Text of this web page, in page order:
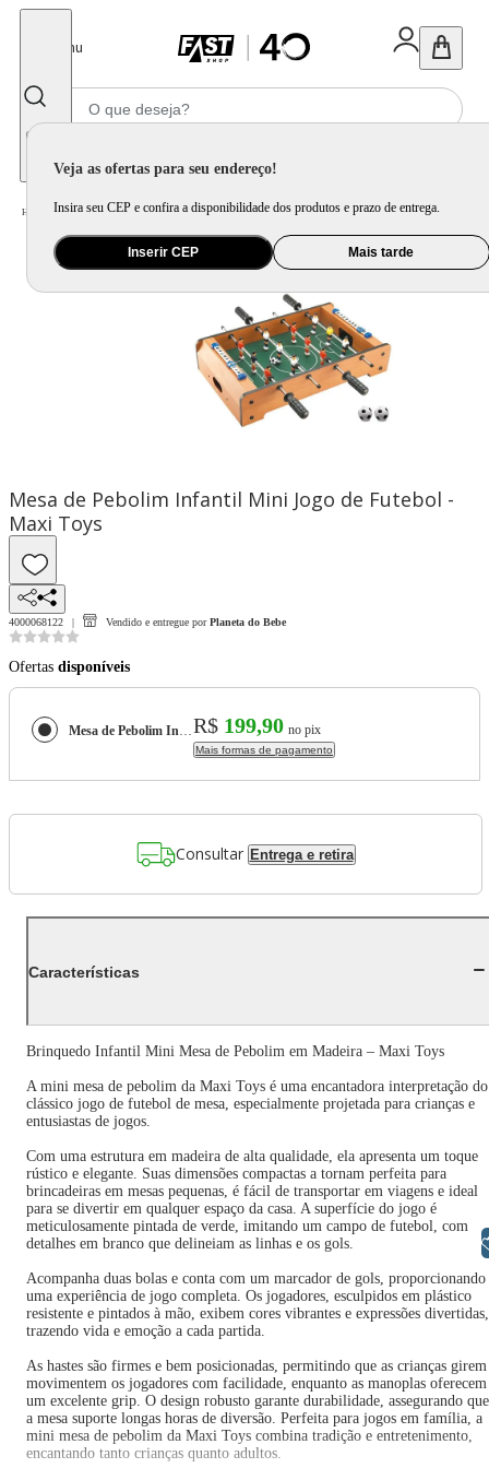
Menu
Veja as ofertas para seu endereço!
Insira seu CEP e confira a disponibilidade dos produtos e prazo de entrega.
Inserir CEP Mais tarde
Home Brinquedo e Colecionável / Brinquedo Educativo, Arte e Criatividade
Mesa de Pebolim Infantil Mini Jogo de Futebol -
Maxi Toys
4000068122 Vendido e entregue por Planeta do Bebe
Ofertas disponíveis
Mesa de Pebolim Infantil Mini Jogo de Futebol - Maxi ToysR$ 199,90 no pix
Mais formas de pagamento
Consultar Entrega e retira
Características
Brinquedo Infantil Mini Mesa de Pebolim em Madeira – Maxi Toys
A mini mesa de pebolim da Maxi Toys é uma encantadora interpretação do
clássico jogo de futebol de mesa, especialmente projetada para crianças e
entusiastas de jogos.
Com uma estrutura em madeira de alta qualidade, ela apresenta um toque
rústico e elegante. Suas dimensões compactas a tornam perfeita para
brincadeiras em mesas pequenas, é fácil de transportar em viagens e ideal
para se divertir em qualquer espaço da casa. A superfície do jogo é
meticulosamente pintada de verde, imitando um campo de futebol, com
detalhes em branco que delineiam as linhas e os gols.
Acompanha duas bolas e conta com um marcador de gols, proporcionando
uma experiência de jogo completa. Os jogadores, esculpidos em plástico
resistente e pintados à mão, exibem cores vibrantes e expressões divertidas,
trazendo vida e emoção a cada partida.
As hastes são firmes e bem posicionadas, permitindo que as crianças girem
movimentem os jogadores com facilidade, enquanto as manoplas oferecem
um excelente grip. O design robusto garante durabilidade, assegurando que
a mesa suporte longas horas de diversão. Perfeita para jogos em família, a
mini mesa de pebolim da Maxi Toys combina tradição e entretenimento,
encantando tanto crianças quanto adultos.